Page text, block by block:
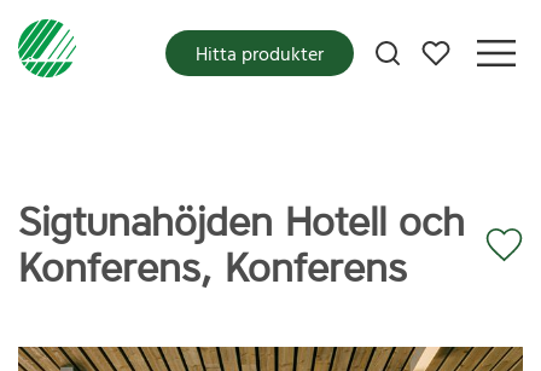
Mina favoriter
Hitta produkter
Sigtunahöjden Hotell och
Konferens, Konferens